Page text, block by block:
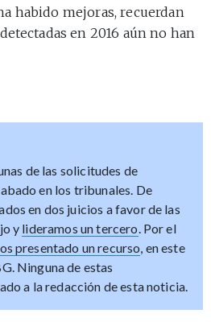
habido mejoras, recuerdan
en 2016 aún no han
de las solicitudes de
en los tribunales. De
en dos juicios a favor de las
y lideramos un tercero . Por el
presentado un recurso , en este
Ninguna de estas
a la redacción de esta noticia.